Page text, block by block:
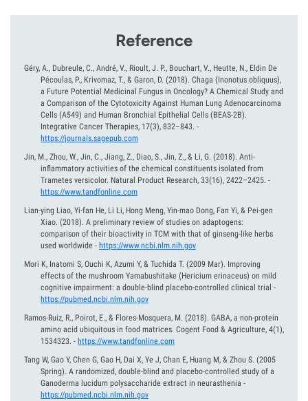
Reference
Géry, A., Dubreule, C., André, V., Rioult, J. P., Bouchart, V., Heutte, N., Eldin De
Pécoulas, P., Krivomaz, T., & Garon, D. (2018). Chaga (Inonotus obliquus),
a Future Potential Medicinal Fungus in Oncology? A Chemical Study and
a Comparison of the Cytotoxicity Against Human Lung Adenocarcinoma
Cells (A549) and Human Bronchial Epithelial Cells (BEAS-2B).
Integrative Cancer Therapies, 17(3), 832–843. -
https://journals.sagepub.com
Jin, M., Zhou, W., Jin, C., Jiang, Z., Diao, S., Jin, Z., & Li, G. (2018). Anti-
inflammatory activities of the chemical constituents isolated from
Trametes versicolor. Natural Product Research, 33(16), 2422–2425. -
https://www.tandfonline.com
Lian-ying Liao, Yi-fan He, Li Li, Hong Meng, Yin-mao Dong, Fan Yi, & Pei-gen
Xiao. (2018). A preliminary review of studies on adaptogens:
comparison of their bioactivity in TCM with that of ginseng-like herbs
used worldwide - https://www.ncbi.nlm.nih.gov
Mori K, Inatomi S, Ouchi K, Azumi Y, & Tuchida T. (2009 Mar). Improving
effects of the mushroom Yamabushitake (Hericium erinaceus) on mild
cognitive impairment: a double-blind placebo-controlled clinical trial -
https://pubmed.ncbi.nlm.nih.gov
Ramos-Ruiz, R., Poirot, E., & Flores-Mosquera, M. (2018). GABA, a non-protein
amino acid ubiquitous in food matrices. Cogent Food & Agriculture, 4(1),
1534323. - https://www.tandfonline.com
Tang W, Gao Y, Chen G, Gao H, Dai X, Ye J, Chan E, Huang M, & Zhou S. (2005
Spring). A randomized, double-blind and placebo-controlled study of a
Ganoderma lucidum polysaccharide extract in neurasthenia -
https://pubmed.ncbi.nlm.nih.gov